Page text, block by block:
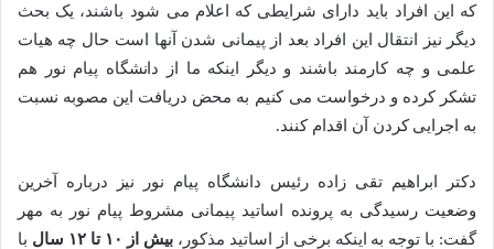
که این افراد باید دارای شرایطی که اعلام می شود باشند، یک بحث
دیگر نیز انتقال این افراد بعد از پیمانی شدن آنها است حال چه هیات
علمی و چه کارمند باشند و دیگر اینکه ما از دانشگاه پیام نور هم
تشکر کرده و درخواست می کنیم به محض دریافت این مصوبه نسبت
به اجرایی کردن آن اقدام کنند.
دکتر ابراهیم تقی زاده رئیس دانشگاه پیام نور نیز درباره آخرین
وضعیت رسیدگی به پرونده اساتید پیمانی مشروط پیام نور به مهر
گفت: با توجه به اینکه برخی از اساتید مذکور، بیش از ۱۰ تا ۱۲ سال
با